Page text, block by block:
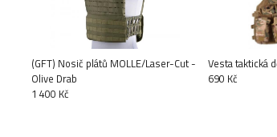
(GFT) Nosič plátů MOLLE/Laser-Cut -
Olive Drab
1 400 Kč
Vesta taktická
690 Kč